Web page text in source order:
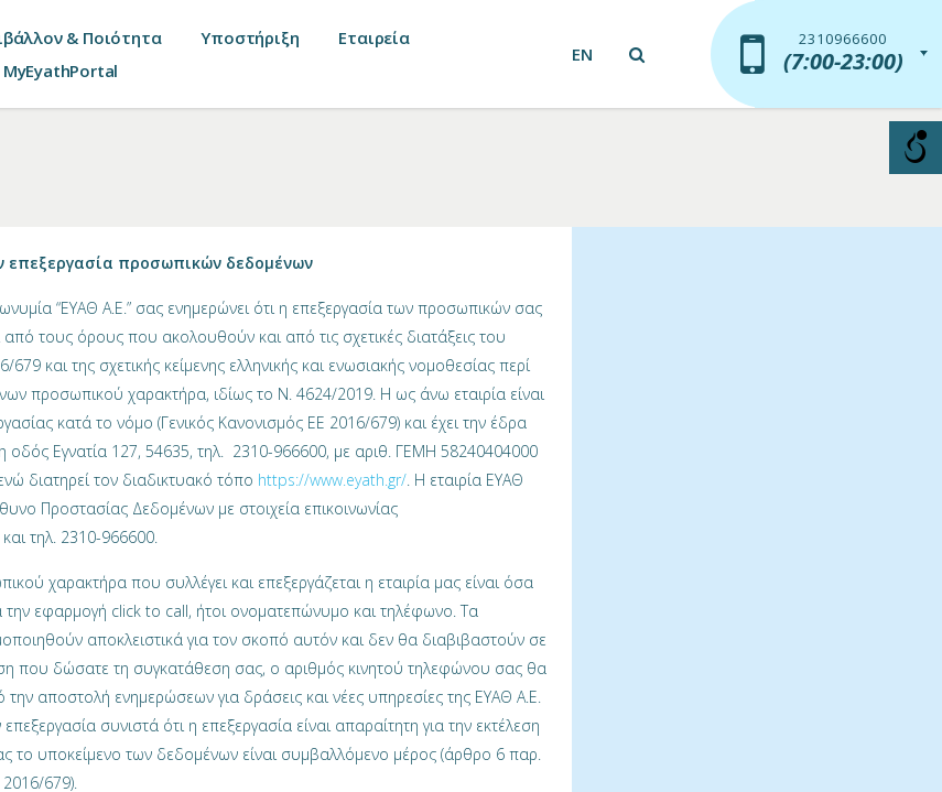
& Ποιότητα Υποστήριξη
Εταιρεία
MyEyathPortal
EN
2310966600
(7:00-23:00)
2310966600
(7:00-23:00)
επεξεργασία προσωπικών δεδομένων
“ΕΥΑΘ Α.Ε.” σας ενημερώνει ότι η επεξεργασία των προσωπικών σας
τους όρους που ακολουθούν και από τις σχετικές διατάξεις του
και της σχετικής κείμενης ελληνικής και ενωσιακής νομοθεσίας περί
προσωπικού χαρακτήρα, ιδίως το Ν. 4624/2019. Η ως άνω εταιρία είναι
κατά το νόμο (Γενικός Κανονισμός ΕΕ 2016/679) και έχει την έδρα
οδός Εγνατία 127, 54635, τηλ. 2310-966600, με αριθ. ΓΕΜΗ 58240404000
διατηρεί τον διαδικτυακό τόπο https://www.eyath.gr/. Η εταιρία ΕΥΑΘ
Προστασίας Δεδομένων με στοιχεία επικοινωνίας
και τηλ. 2310-966600.
χαρακτήρα που συλλέγει και επεξεργάζεται η εταιρία μας είναι όσα
την εφαρμογή click to call, ήτοι ονοματεπώνυμο και τηλέφωνο. Τα
αποκλειστικά για τον σκοπό αυτόν και δεν θα διαβιβαστούν σε
που δώσατε τη συγκατάθεση σας, ο αριθμός κινητού τηλεφώνου σας θα
την αποστολή ενημερώσεων για δράσεις και νέες υπηρεσίες της ΕΥΑΘ Α.Ε.
συνιστά ότι η επεξεργασία είναι απαραίτητη για την εκτέλεση
το υποκείμενο των δεδομένων είναι συμβαλλόμενο μέρος (άρθρο 6 παρ.
2016/679).